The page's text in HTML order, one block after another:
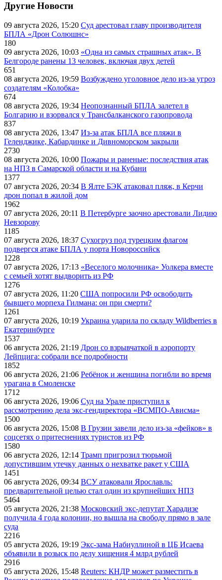
Другие Новости
09 августа 2026, 15:20 Суд арестовал главу производителя
БПЛА «Дрон Солюшнс»
180
09 августа 2026, 10:03 «Одна из самых страшных атак». В
Белгороде ранены 13 человек, включая двух детей
651
08 августа 2026, 19:59 Возбуждено уголовное дело из-за угроз
создателям «Колобка»
674
08 августа 2026, 19:34 Неопознанный БПЛА залетел в
Болгарию и взорвался у Трансбалканского газопровода
837
08 августа 2026, 13:47 Из-за атак БПЛА все пляжи в
Геленджике, Кабардинке и Дивноморском закрыли
2730
08 августа 2026, 10:00 Пожары и раненые: последствия атак
на НПЗ в Самарской области и на Кубани
1377
07 августа 2026, 20:34 В Ялте БЭК атаковал пляж, в Керчи
дрон попал в жилой дом
1962
07 августа 2026, 20:11 В Петербурге заочно арестовали Лидию
Невзорову
1185
07 августа 2026, 18:37 Сухогруз под турецким флагом
подвергся атаке БПЛА у порта Новороссийск
1228
07 августа 2026, 17:13 «Веселого молочника» Уолкера вместе
с семьей хотят выдворить из РФ
1276
07 августа 2026, 11:20 США попросили РФ освободить
бывшего морпеха Гилмана: он при смерти?
1261
07 августа 2026, 10:19 Украина ударила по складу Wildberries в
Екатеринбурге
1537
06 августа 2026, 21:19 Дрон со взрывчаткой в аэропорту
Лейпцига: собрали все подробности
1852
06 августа 2026, 21:06 Ребёнок и женщина погибли во время
урагана в Смоленске
1712
06 августа 2026, 19:06 Суд на Урале приступил к
рассмотрению дела экс-гендиректора «ВСМПО-Ависма»
1500
06 августа 2026, 15:08 В Грузии завели дело из-за «фейков» в
соцсетях о притеснениях туристов из РФ
1580
06 августа 2026, 12:14 Трамп пригрозил тюрьмой
допустившим утечку данных о нехватке ракет у США
1451
06 августа 2026, 09:34 ВСУ атаковали Ярославль:
предварительной целью стал один из крупнейших НПЗ
5464
05 августа 2026, 21:38 Московский экс-депутат Харадизе
получила 4 года колонии, но вышла на свободу прямо в зале
суда
2216
05 августа 2026, 19:19 Экс-зама Набиуллиной в ЦБ Исаева
объявили в розыск по делу хищения 4 млрд рублей
2916
05 августа 2026, 15:48 Reuters: КНДР может разместить в